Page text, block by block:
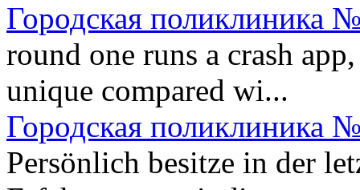
Городская поликлиника
round one runs a crash
unique compared wi...
Городская поликлиника
Persönlich besitze in der